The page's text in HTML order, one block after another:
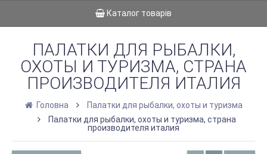
Каталог товарів
ПАЛАТКИ ДЛЯ РЫБАЛКИ,
ОХОТЫ И ТУРИЗМА, СТРАНА
ПРОИЗВОДИТЕЛЯ ИТАЛИЯ
Головна
Палатки для рыбалки, охоты и туризма
Палатки для рыбалки, охоты и туризма, страна
производителя италия